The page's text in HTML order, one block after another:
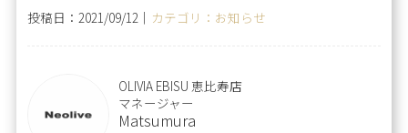
投稿日：2021/09/12｜ カテゴリ：お知らせ
OLIVIA EBISU 恵比寿店
マネージャー
Matsumura